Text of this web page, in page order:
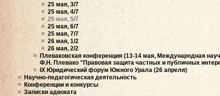
25 мая, 3/7
25 мая, 4/7
25 мая, 5/7
25 мая, 6/7
25 мая, 7/7
26 мая, 1/2
26 мая, 2/2
Плеваковская конференция (13-14 мая, Международная
Ф.Н. Плевако "Правовая защита частных и публичных
IX Юридический форум Южного Урала (26 апреля)
Научно-педагогическая деятельность
Конференции и конкурсы
Записки адвоката